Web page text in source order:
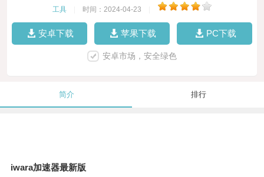
工具 时间：2024-04-23
安卓下载 苹果下载 PC下载
安卓市场，安全绿色
简介 排行
iwara加速器最新版